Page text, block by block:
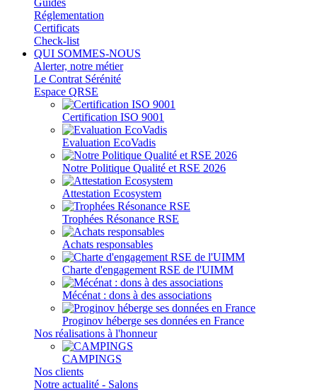
Guides
Réglementation
Certificats
Check-list
QUI SOMMES-NOUS
Alerter, notre métier
Le Contrat Sérénité
Espace QRSE
Certification ISO 9001
Evaluation EcoVadis
Notre Politique Qualité et RSE 2026
Attestation Ecosystem
Trophées Résonance RSE
Achats responsables
Charte d'engagement RSE de l'UIMM
Mécénat : dons à des associations
Proginov héberge ses données en France
Nos réalisations à l'honneur
CAMPINGS
Nos clients
Notre actualité - Salons